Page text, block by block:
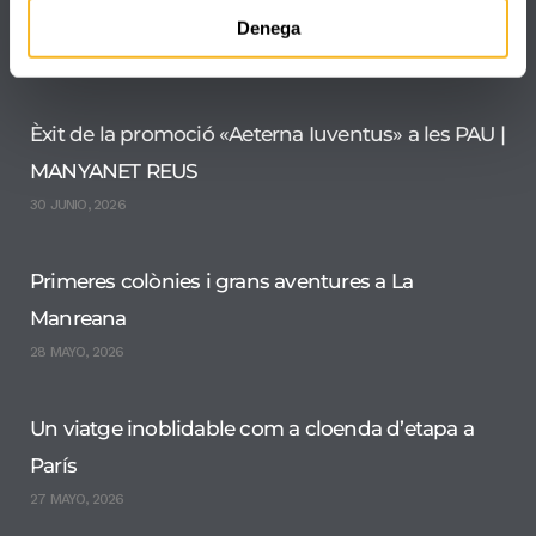
Denega
30 JUNIO, 2026
Èxit de la promoció «Aeterna Iuventus» a les PAU |
MANYANET REUS
30 JUNIO, 2026
Primeres colònies i grans aventures a La
Manreana
28 MAYO, 2026
Un viatge inoblidable com a cloenda d’etapa a
París
27 MAYO, 2026